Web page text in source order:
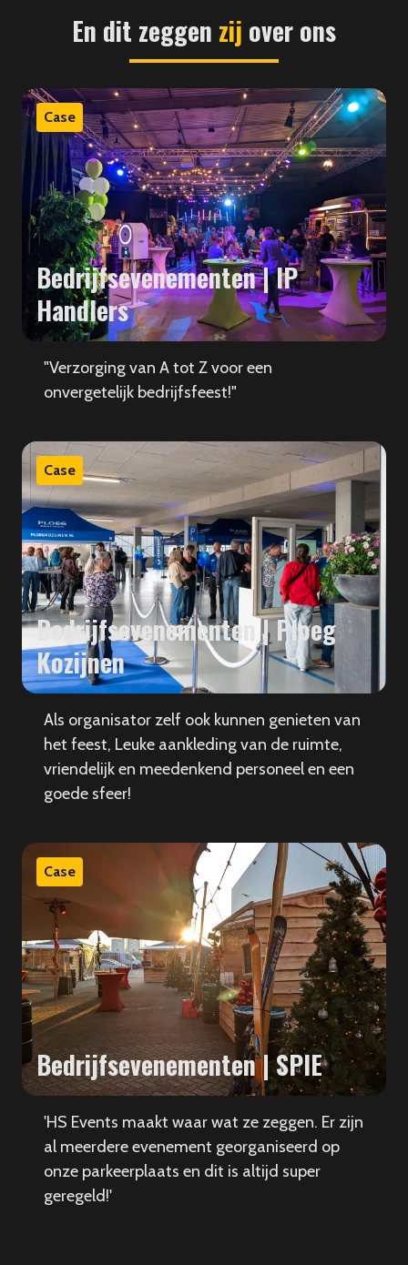
En dit zeggen zij over ons
Case
Bedrijfsevenementen | IP
Handlers
"Verzorging van A tot Z voor een
onvergetelijk bedrijfsfeest!"
Case
Bedrijfsevenementen | Ploeg
Kozijnen
Als organisator zelf ook kunnen genieten van
het feest, Leuke aankleding van de ruimte,
vriendelijk en meedenkend personeel en een
goede sfeer!
Case
Bedrijfsevenementen | SPIE
'HS Events maakt waar wat ze zeggen. Er zijn
al meerdere evenement georganiseerd op
onze parkeerplaats en dit is altijd super
geregeld!'